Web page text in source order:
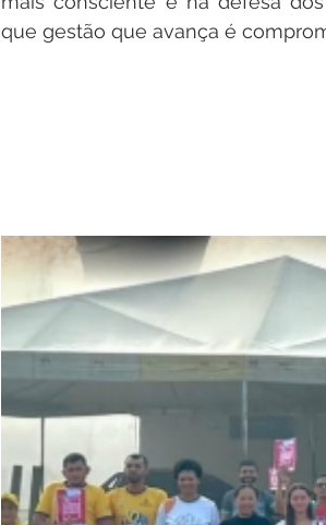
que gestão que avança é